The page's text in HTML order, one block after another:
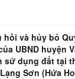
hồi và hủy bỏ
UBND huyện
sử dụng đất tại
Sơn (Hứa